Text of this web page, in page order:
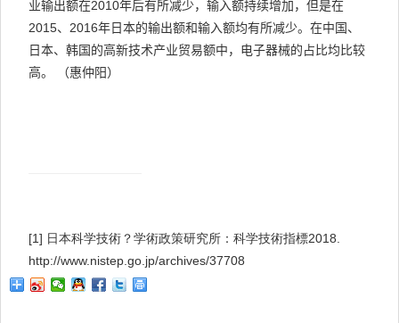
业输出额在2010年后有所减少，输入额持续增加，但是在
2015、 2016年日本的输出额和输入额均有所减少。在中国、
日本、韩国的高新技术产业贸易额中，电子器械的占比均比较
高。
（惠仲阳）
[1] 日本科学技術 ？学術政策研究所：科学技術指標2018
http://www.nistep.go.jp/archives/37708